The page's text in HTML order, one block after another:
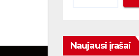
Naujausi įrašai